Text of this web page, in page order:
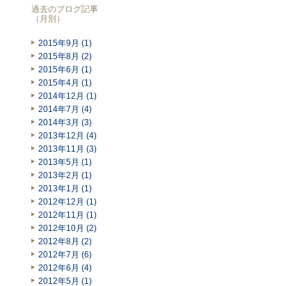
過去のブログ記事
（月別）
2015年9月 (1)
2015年8月 (2)
2015年6月 (1)
2015年4月 (1)
2014年12月 (1)
2014年7月 (4)
2014年3月 (3)
2013年12月 (4)
2013年11月 (3)
2013年5月 (1)
2013年2月 (1)
2013年1月 (1)
2012年12月 (1)
2012年11月 (1)
2012年10月 (2)
2012年8月 (2)
2012年7月 (6)
2012年6月 (4)
2012年5月 (1)